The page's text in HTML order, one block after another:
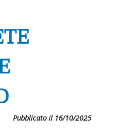
Pubblicato il 16/10/2025